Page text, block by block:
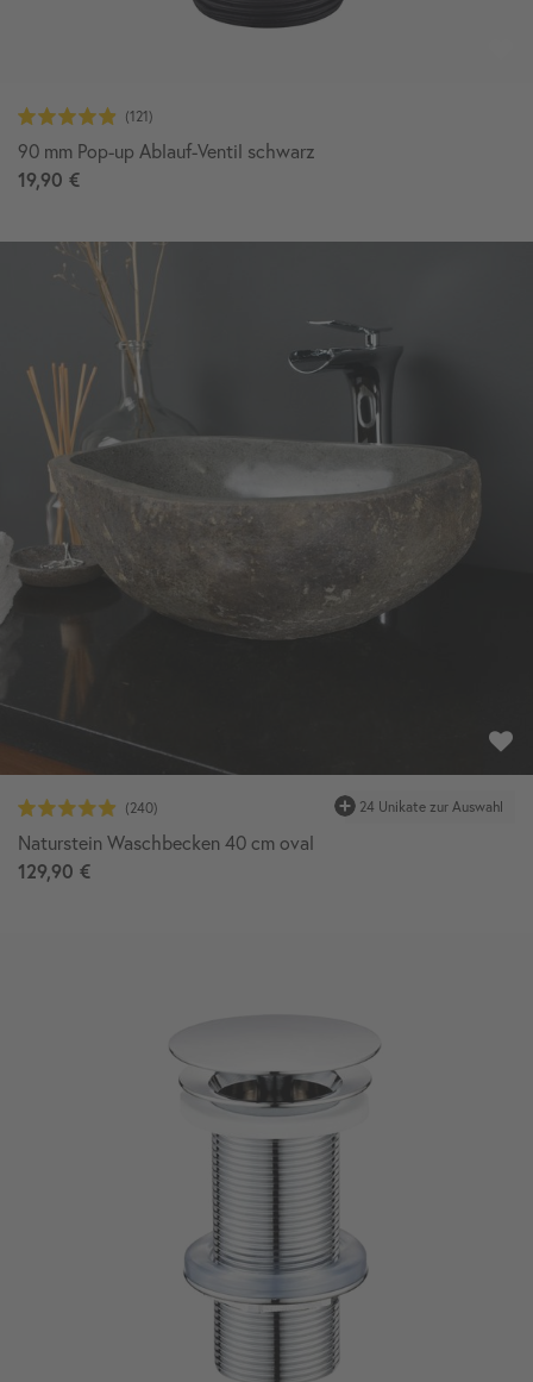
90 mm Pop-up Ablauf-Ventil schwarz
19,90 €
24 Unikate zur Auswahl
Naturstein Waschbecken 40 cm oval
129,90 €